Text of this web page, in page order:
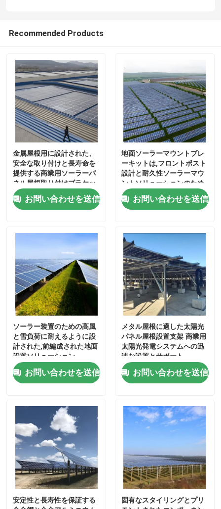
ビデオ
私達について
工場旅行
品質管理
私達に連絡しなさい
引用を要求しなさい
太陽電池パネルの土台システム
太陽電池パネルの取付金具
Recommended Products
金属屋根用に設計された、
安全な取り付けと長寿命を
提供する商業用ソーラーパ
ネル屋根取り付けブラケッ
ト
お問い合わせを送信
地面ソーラーマウントブレ
ーキットは,フロントポスト
設計と耐久性ソーラーマウ
ントソリューションのため
のアノジスアルミニウムコ
ンポーネントを提供してい
お問い合わせを送信
ソーラー装置のための高風
と雪負荷に耐えるように設
計された,前編成された地面
設置ソリューション
お問い合わせを送信
メタル屋根に適した太陽光
パネル屋根設置支架 商業用
太陽光発電システムへの迅
速な設置とサポート
お問い合わせを送信
安定性と長寿性を保証する
固有なスタイリングとプリ